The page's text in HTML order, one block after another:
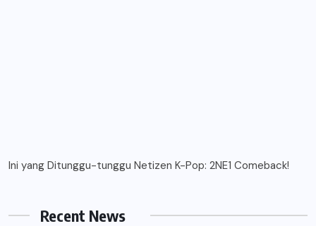
Ini yang Ditunggu-tunggu Netizen K-Pop: 2NE1 Comeback!
Recent News